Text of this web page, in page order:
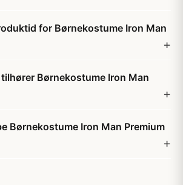
for Børnekostume Iron Man
Børnekostume Iron Man
Børnekostume Iron Man Premium